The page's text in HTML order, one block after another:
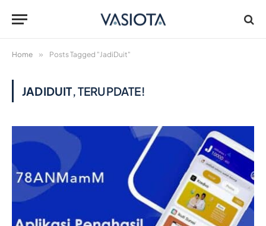
Home » Posts Tagged "JadiDuit"
JADIDUIT, TERUPDATE!